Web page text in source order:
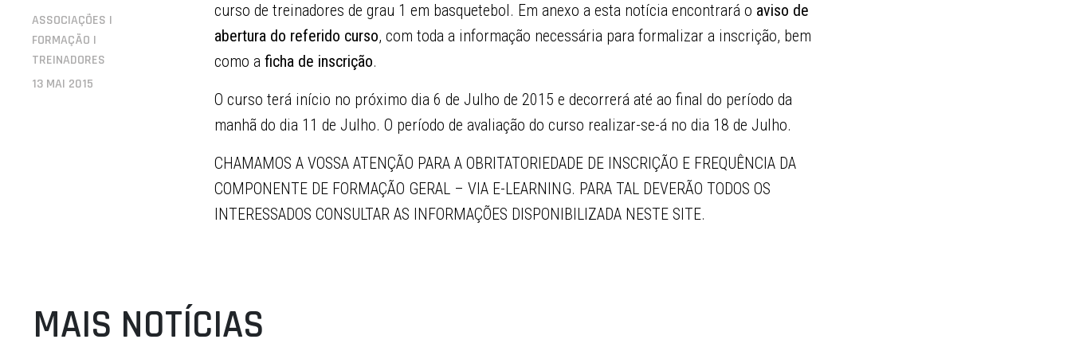
ASSOCIAÇÕES |
FORMAÇÃO |
TREINADORES
13 MAI 2015
curso de treinadores de grau 1 em basquetebol. Em anexo a esta notícia encontrará o aviso de
abertura do referido curso, com toda a informação necessária para formalizar a inscrição, bem
como a ficha de inscrição.
O curso terá início no próximo dia 6 de Julho de 2015 e decorrerá até ao final do período da
manhã do dia 11 de Julho. O período de avaliação do curso realizar-se-á no dia 18 de Julho.
CHAMAMOS A VOSSA ATENÇÃO PARA A OBRITATORIEDADE DE INSCRIÇÃO E FREQUÊNCIA DA
COMPONENTE DE FORMAÇÃO GERAL – VIA E-LEARNING. PARA TAL DEVERÃO TODOS OS
INTERESSADOS CONSULTAR AS INFORMAÇÕES DISPONIBILIZADA NESTE SITE.
MAIS NOTÍCIAS